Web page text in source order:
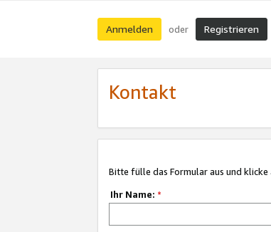
Anmelden oder Registrieren
Kontakt
Bitte fülle das Formular aus und klicke
Ihr Name: *